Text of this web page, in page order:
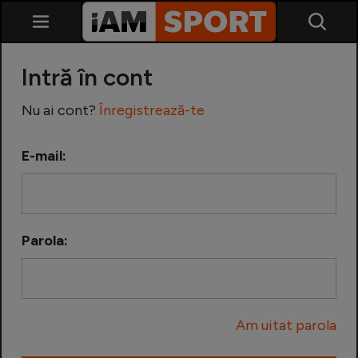
Echipa Națională
Intră în cont
Nu ai cont? Înregistrează-te
E-mail:
Parola:
Am uitat parola